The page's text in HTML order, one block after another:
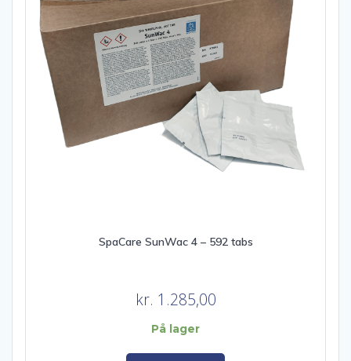
SpaCare SunWac 4 – 592 tabs
kr. 1.285,00
På lager